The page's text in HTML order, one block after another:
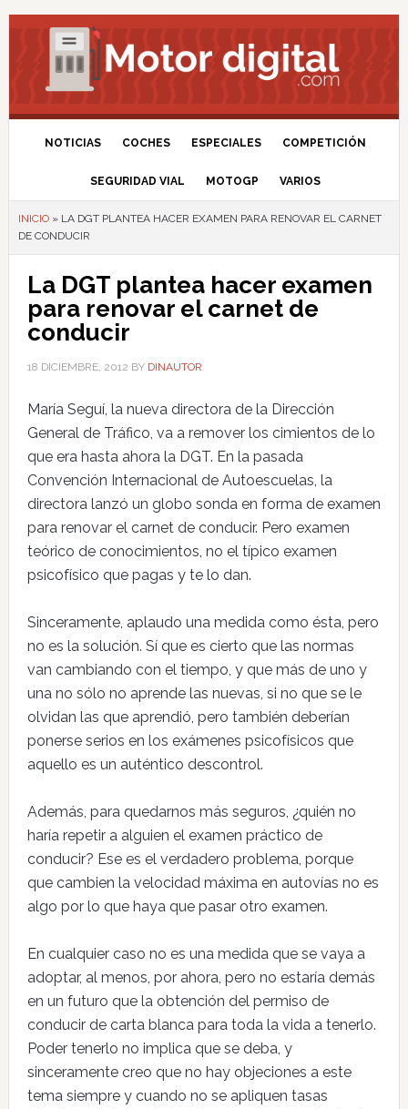
NOTICIAS COCHES ESPECIALES COMPETICIÓN
SEGURIDAD VIAL MOTOGP VARIOS
INICIO» LA DGT PLANTEA HACER EXAMEN PARA RENOVAR EL CARNET
DE CONDUCIR
La DGT plantea hacer examen
para renovar el carnet de
conducir
18 DICIEMBRE, 2012 BY DINAUTOR
María Seguí, la nueva directora de la Dirección
General de Tráfico, va a remover los cimientos de lo
que era hasta ahora la DGT. En la pasada
Convención Internacional de Autoescuelas, la
directora lanzó un globo sonda en forma de examen
para renovar el carnet de conducir. Pero examen
teórico de conocimientos, no el típico examen
psicofísico que pagas y te lo dan.
Sinceramente, aplaudo una medida como ésta, pero
no es la solución. Sí que es cierto que las normas
van cambiando con el tiempo, y que más de uno y
una no sólo no aprende las nuevas, si no que se le
olvidan las que aprendió, pero también deberían
ponerse serios en los exámenes psicofísicos que
aquello es un auténtico descontrol.
Además, para quedarnos más seguros, ¿quién no
haría repetir a alguien el examen práctico de
conducir? Ese es el verdadero problema, porque
que cambien la velocidad máxima en autovías no es
algo por lo que haya que pasar otro examen.
En cualquier caso no es una medida que se vaya a
adoptar, al menos, por ahora, pero no estaría demás
en un futuro que la obtención del permiso de
conducir de carta blanca para toda la vida a tenerlo.
Poder tenerlo no implica que se deba, y
sinceramente creo que no hay objeciones a este
tema siempre y cuando no se apliquen tasas